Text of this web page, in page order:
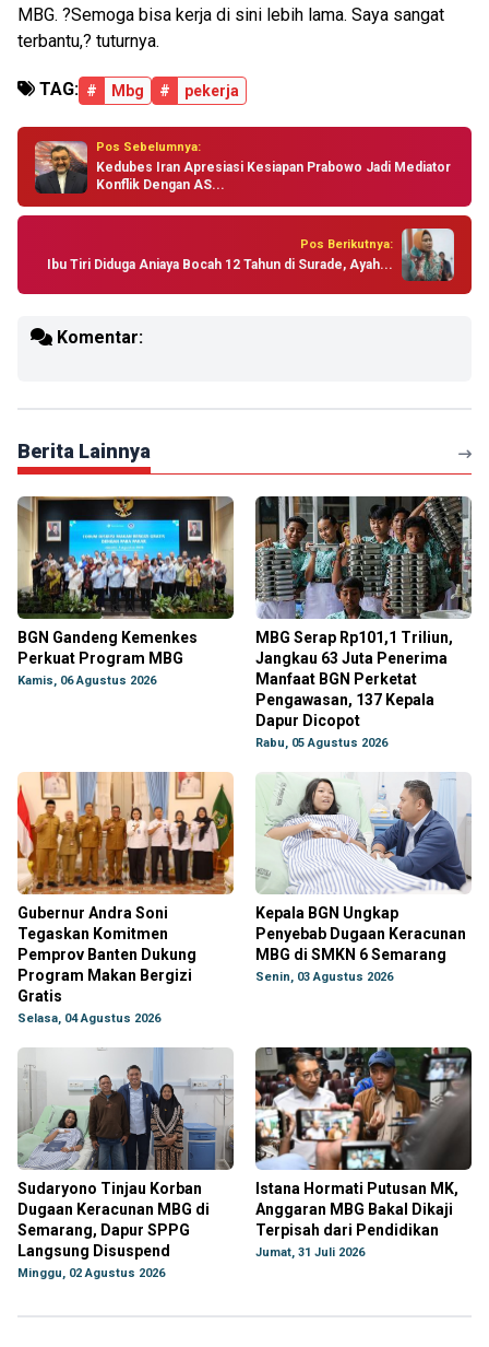
MBG. ?Semoga bisa kerja di sini lebih lama. Saya sangat
terbantu,? tuturnya.
TAG: # Mbg # pekerja
Pos Sebelumnya:
Kedubes Iran Apresiasi Kesiapan Prabowo Jadi Mediator
Konflik Dengan AS...
Pos Berikutnya:
Ibu Tiri Diduga Aniaya Bocah 12 Tahun di Surade, Ayah...
Komentar:
Berita Lainnya
BGN Gandeng Kemenkes
Perkuat Program MBG
Kamis, 06 Agustus 2026
MBG Serap Rp101,1 Triliun,
Jangkau 63 Juta Penerima
Manfaat BGN Perketat
Pengawasan, 137 Kepala
Dapur Dicopot
Rabu, 05 Agustus 2026
Gubernur Andra Soni
Tegaskan Komitmen
Pemprov Banten Dukung
Program Makan Bergizi
Gratis
Selasa, 04 Agustus 2026
Kepala BGN Ungkap
Penyebab Dugaan Keracunan
MBG di SMKN 6 Semarang
Senin, 03 Agustus 2026
Sudaryono Tinjau Korban
Dugaan Keracunan MBG di
Semarang, Dapur SPPG
Langsung Disuspend
Minggu, 02 Agustus 2026
Istana Hormati Putusan MK,
Anggaran MBG Bakal Dikaji
Terpisah dari Pendidikan
Jumat, 31 Juli 2026